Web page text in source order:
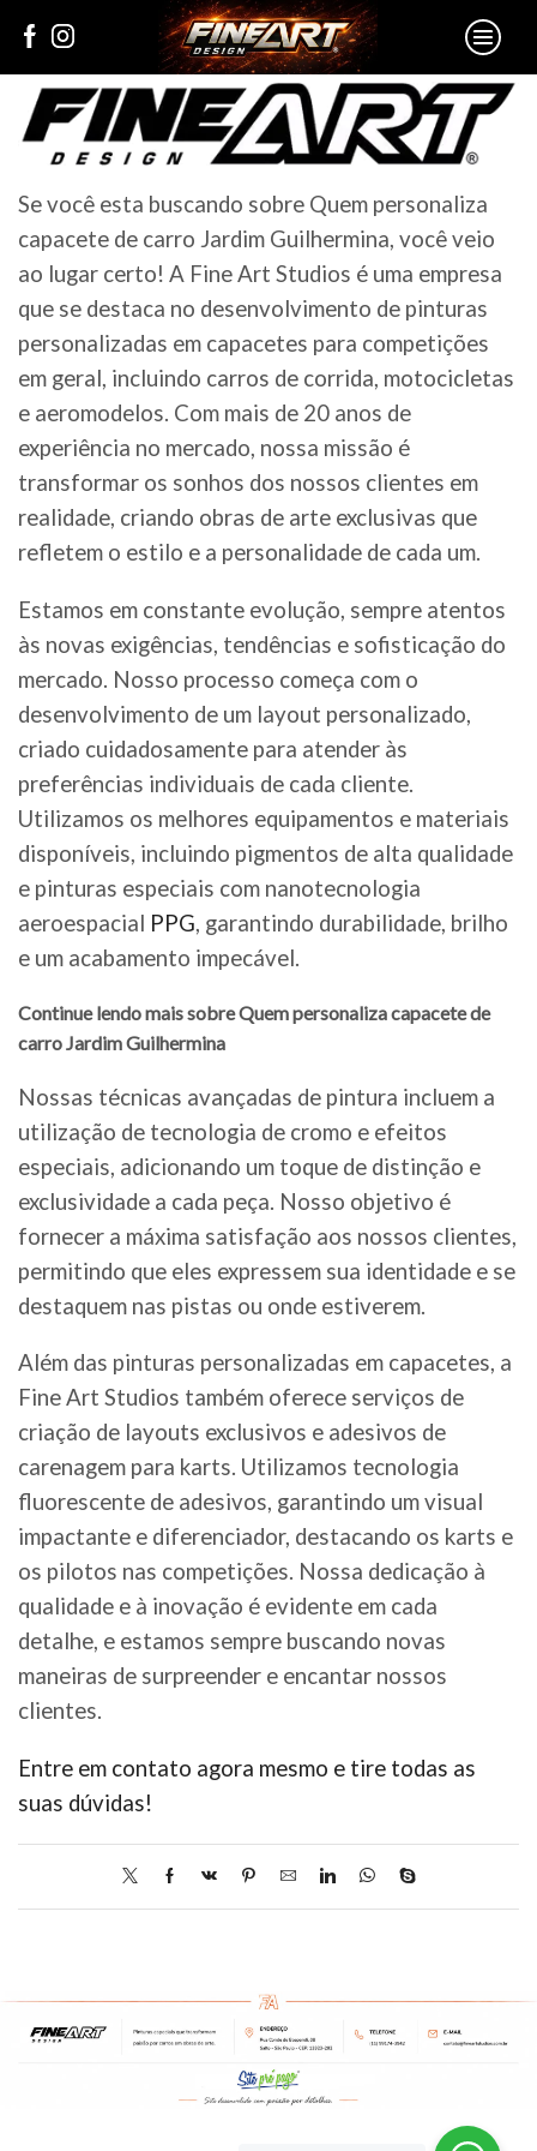
Se você esta buscando sobre Quem personaliza
capacete de carro Jardim Guilhermina, você veio
ao lugar certo! A Fine Art Studios é uma empresa
que se destaca no desenvolvimento de pinturas
personalizadas em capacetes para competições
em geral, incluindo carros de corrida, motocicletas
e aeromodelos. Com mais de 20 anos de
experiência no mercado, nossa missão é
transformar os sonhos dos nossos clientes em
realidade, criando obras de arte exclusivas que
refletem o estilo e a personalidade de cada um.
Estamos em constante evolução, sempre atentos
às novas exigências, tendências e sofisticação do
mercado. Nosso processo começa com o
desenvolvimento de um layout personalizado,
criado cuidadosamente para atender às
preferências individuais de cada cliente.
Utilizamos os melhores equipamentos e materiais
disponíveis, incluindo pigmentos de alta qualidade
e pinturas especiais com nanotecnologia
aeroespacial PPG, garantindo durabilidade, brilho
e um acabamento impecável.
Continue lendo mais sobre Quem personaliza capacete de
carro Jardim Guilhermina
Nossas técnicas avançadas de pintura incluem a
utilização de tecnologia de cromo e efeitos
especiais, adicionando um toque de distinção e
exclusividade a cada peça. Nosso objetivo é
fornecer a máxima satisfação aos nossos clientes,
permitindo que eles expressem sua identidade e se
destaquem nas pistas ou onde estiverem.
Além das pinturas personalizadas em capacetes, a
Fine Art Studios também oferece serviços de
criação de layouts exclusivos e adesivos de
carenagem para karts. Utilizamos tecnologia
fluorescente de adesivos, garantindo um visual
impactante e diferenciador, destacando os karts e
os pilotos nas competições. Nossa dedicação à
qualidade e à inovação é evidente em cada
detalhe, e estamos sempre buscando novas
maneiras de surpreender e encantar nossos
clientes.
Entre em contato agora mesmo e tire todas as
suas dúvidas!